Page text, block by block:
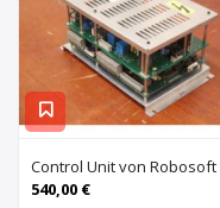
540,00 €